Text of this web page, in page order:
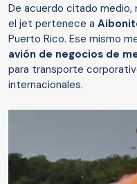
De acuerdo citado
el jet pertenece a
Puerto Rico. Ese mismo
avión de negocios de
para transporte
internacionales.